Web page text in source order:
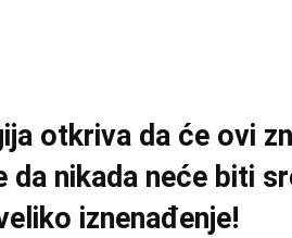
otkriva da će ovi
da nikada neće biti
iznenađenje!